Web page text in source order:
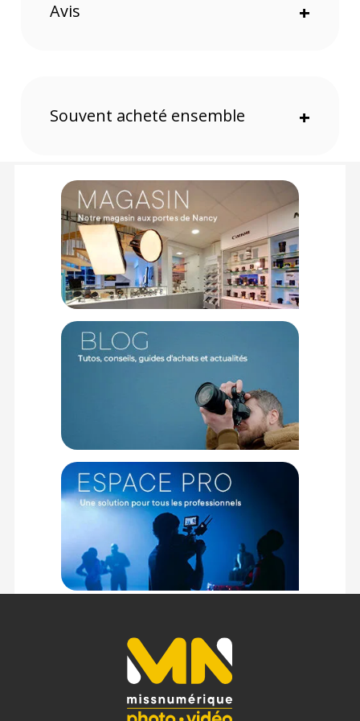
Polyvalence adaptée aux portraits, vidéo, photographie
d'animaux et capture de scènes en extérieur
Index) pour offrir une qualité d'image optimale. Cette
combinaison réduit les aberrations chromatiques et la
Qualité d'image impeccable
Même avec une ouverture F1.4, cet objectif offre une
excellente résolution et un contrôle précis de la dispersion
lumineuse. Les images sont nettes et bien définies, sans flou
indésirable, même dans des situations de contre-jour. Il en
résulte des photos claires et vibrantes, avec des couleurs
fidèles à la réalité.
Capture en faible luminosité
L'ouverture rapide de F1.4 permet à plus de lumière
d'atteindre le capteur, ce qui est idéal pour les situations de
faible éclairage. Cela permet de réduire l'utilisation de flash
et de garder les ISO bas, tout en garantissant une image
nette et claire, même dans des scènes nocturnes ou en
La grande ouverture permet également de séparer le sujet
de l'arrière-plan avec un flou doux et esthétiquement
plaisant, créant un bokeh naturel qui améliore les portraits
Légèreté et portabilité
Pesant seulement 540 g, cet objectif est plus léger que de
nombreux autres objectifs à ouverture rapide, ce qui le rend
Autofocus rapide et silencieux
Grâce à son moteur pas à pas, cet objectif offre une mise au
point automatique rapide, précise et quasiment silencieuse.
Cela le rend idéal pour capturer des moments spontanés ou
Avis +
Souvent acheté ensemble +